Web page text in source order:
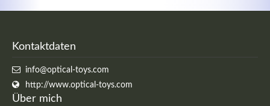
Kontaktdaten
info@optical-toys.com
http://www.optical-toys.com
Über mich